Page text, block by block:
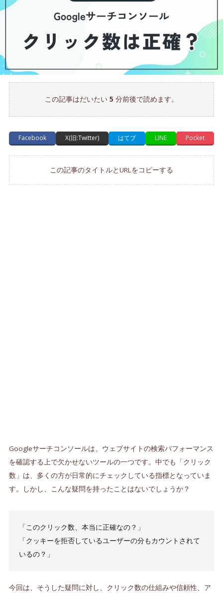
この記事はだいたい 5 分前後で読めます。
Facebook X(旧:Twitter) はてブ LINE Pocket
この記事のタイトルとURLをコピーする
Googleサーチコンソールは、ウェブサイトの検索パフォーマンス
を確認する上で欠かせないツールの一つです。中でも「クリック
数」は、多くの方が日常的にチェックしている指標となっていま
す。しかし、こんな疑問を持ったことはないでしょうか？
「このクリック数、本当に正確なの？」
「クッキーを拒否しているユーザーの分もカウントされて
いるの？」
今回は、そうした疑問に対し、クリック数の仕組みや信頼性、ア